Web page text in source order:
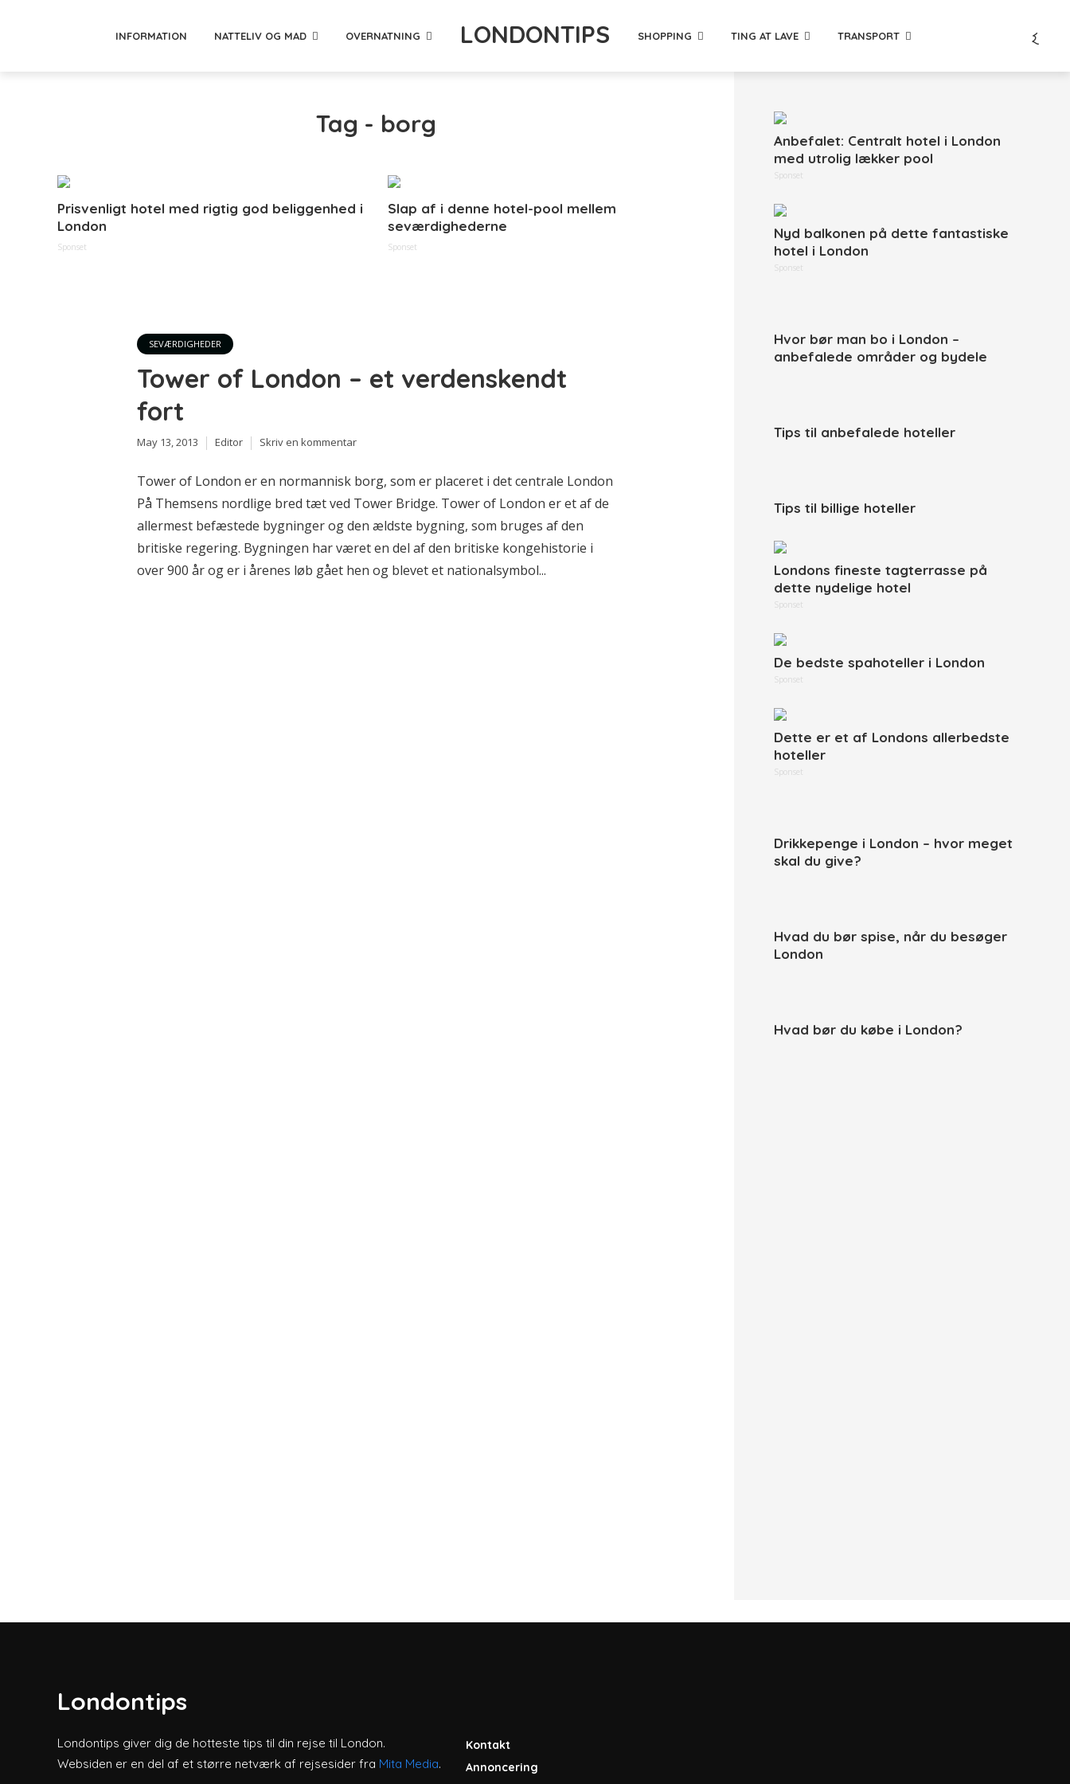
INFORMATION NATTELIV OG MAD OVERNATNING LONDONTIPS SHOPPING TING AT LAVE TRANSPORT
Tag - borg
Prisvenligt hotel med rigtig god beliggenhed i
London
Sponset
Slap af i denne hotel-pool mellem
seværdighederne
Sponset
SEVÆRDIGHEDER
Tower of London – et verdenskendt
fort
May 13, 2013 Editor Skriv en kommentar
Tower of London er en normannisk borg, som er placeret i det centrale London
På Themsens nordlige bred tæt ved Tower Bridge. Tower of London er et af de
allermest befæstede bygninger og den ældste bygning, som bruges af den
britiske regering. Bygningen har været en del af den britiske kongehistorie i
over 900 år og er i årenes løb gået hen og blevet et nationalsymbol...
Anbefalet: Centralt hotel i London
med utrolig lækker pool
Sponset
Nyd balkonen på dette fantastiske
hotel i London
Sponset
Hvor bør man bo i London –
anbefalede områder og bydele
Tips til anbefalede hoteller
Tips til billige hoteller
Londons fineste tagterrasse på
dette nydelige hotel
Sponset
De bedste spahoteller i London
Sponset
Dette er et af Londons allerbedste
hoteller
Sponset
Drikkepenge i London – hvor meget
skal du give?
Hvad du bør spise, når du besøger
London
Hvad bør du købe i London?
Londontips
Londontips giver dig de hotteste tips til din rejse til London.
Websiden er en del af et større netværk af rejsesider fra Mita Media.
Kontakt
Annoncering